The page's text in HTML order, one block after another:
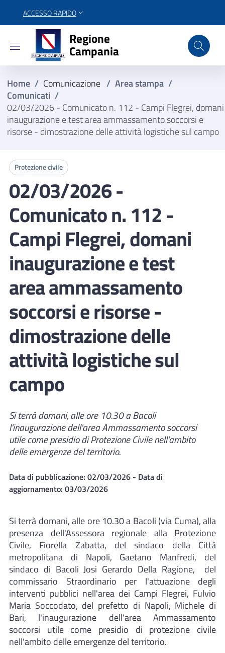
ACCESSO RAPIDO
Regione Campania
Regione
Campania
Home / Comunicazione / Area stampa /
Comunicati /
02/03/2026 - Comunicato n. 112 - Campi Flegrei, domani
inaugurazione e test area ammassamento soccorsi e
risorse - dimostrazione delle attività logistiche sul campo
Protezione civile
02/03/2026 -
Comunicato n. 112 -
Campi Flegrei, domani
inaugurazione e test
area ammassamento
soccorsi e risorse -
dimostrazione delle
attività logistiche sul
campo
Si terrà domani, alle ore 10.30 a Bacoli
l'inaugurazione dell'area Ammassamento soccorsi
utile come presidio di Protezione Civile nell'ambito
delle emergenze del territorio.
Data di pubblicazione: 02/03/2026 - Data di
aggiornamento: 03/03/2026
Si terrà domani, alle ore 10.30 a Bacoli (via Cuma), alla
presenza dell'Assessora regionale alla Protezione
Civile, Fiorella Zabatta, del sindaco della Città
metropolitana di Napoli, Gaetano Manfredi, del
sindaco di Bacoli Josi Gerardo Della Ragione, del
commissario Straordinario per l'attuazione degli
interventi pubblici nell'area dei Campi Flegrei, Fulvio
Maria Soccodato, del prefetto di Napoli, Michele di
Bari, l'inaugurazione dell'area Ammassamento
soccorsi utile come presidio di protezione civile
nell'ambito delle emergenze del territorio.